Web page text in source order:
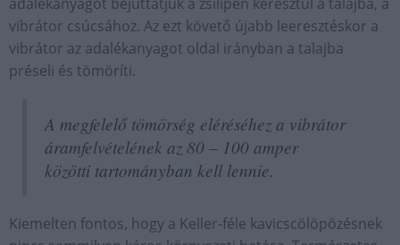
vibrátor csúcsához. Az ezt követő újabb leeresztéskor a
vibrátor az adalékanyagot oldal irányban a talajba
préseli és tömöríti.
A megfelelő tömörség eléréséhez a vibrátor
áramfelvételének az 80 – 100 amper
közötti tartományban kell lennie.
Kiemelten fontos, hogy a Keller-féle kavicscölöpözésnek